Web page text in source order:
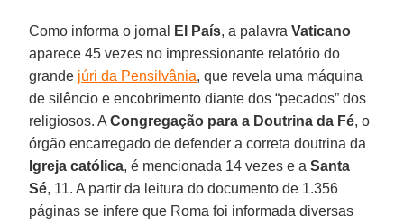
Como informa o jornal El País, a palavraVaticano
aparece 45 vezes no impressionante relatório do
grande júri da Pensilvânia, que revela uma máquina
de silêncio e encobrimento diante dos “pecados” dos
religiosos. ACongregação para a Doutrina da Fé, o
órgão encarregado de defender a correta doutrina da
Igreja católica, é mencionada 14 vezes e aSanta
Sé, 11. A partir da leitura do documento de 1.356
páginas se infere que Roma foi informada diversas